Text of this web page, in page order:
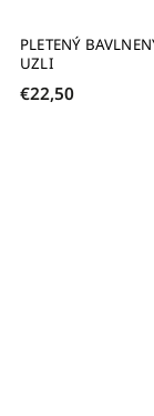
PLETENÝ
UZLI
€22,50